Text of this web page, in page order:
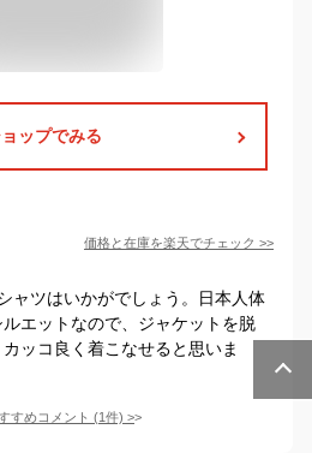
ップでみる
価格と在庫を楽天でチェック >>
ャツはいかがでしょう。日本人体
エットなので、ジャケットを脱
ッコ良く着こなせると思いま
すめコメント (1件) >